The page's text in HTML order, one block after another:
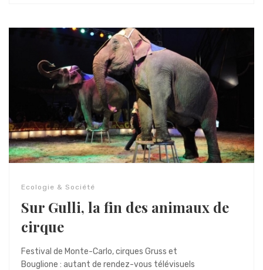
Ecologie & Société
Sur Gulli, la fin des animaux de
cirque
Festival de Monte-Carlo, cirques Gruss et
Bouglione : autant de rendez-vous télévisuels